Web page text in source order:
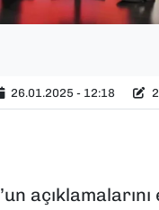
26.01.2025 - 12:18